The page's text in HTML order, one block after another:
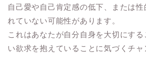
自己愛や自己肯定感の低下、または
れていない可能性があります。
これはあなたが自分自身を大切にす
い欲求を抱えていることに気づくチャ